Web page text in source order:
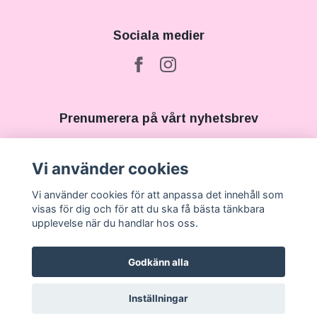
Sociala medier
Prenumerera på vårt nyhetsbrev
© 2026 Lash ´n´ Brow Store
Vi använder cookies
Vi använder cookies för att anpassa det innehåll som
visas för dig och för att du ska få bästa tänkbara
upplevelse när du handlar hos oss.
Godkänn alla
Inställningar